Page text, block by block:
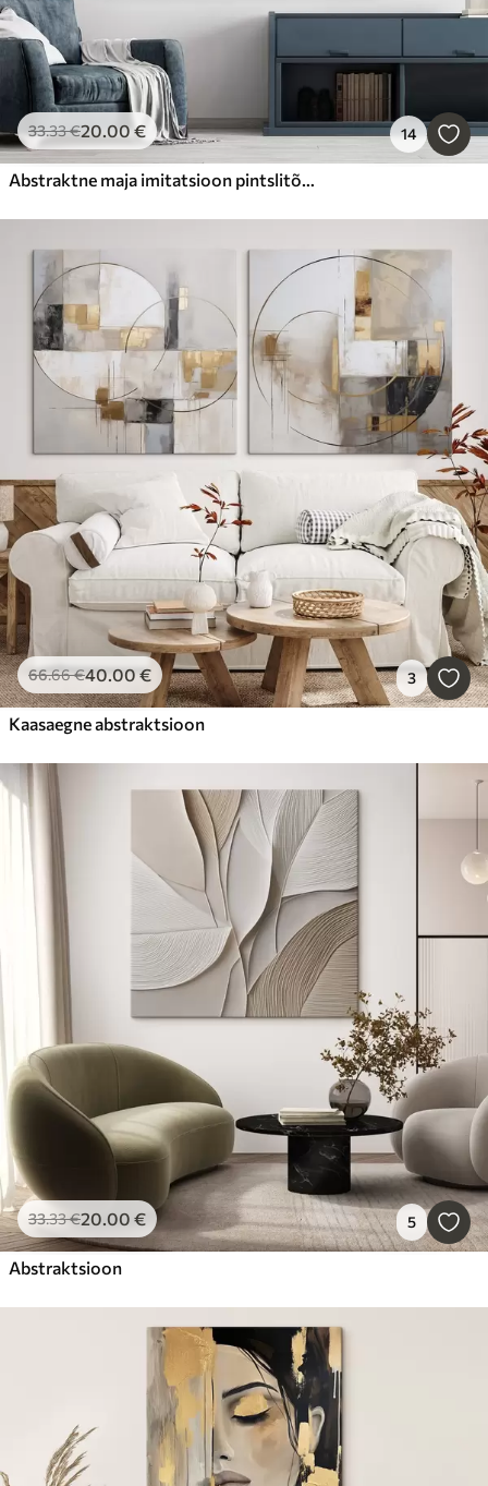
33.33€20.00 € 14
Abstraktne maja imitatsioon pintslitõmme
66.66€40.00 € 3
Kaasaegne abstraktsioon
33.33€20.00 € 5
Abstraktsioon